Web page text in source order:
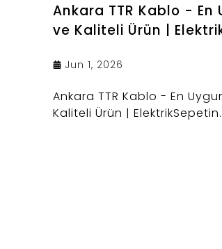
Ankara TTR Kablo - En
ve Kaliteli Ürün |
Jun 1, 2026
Ankara TTR Kablo - En
Kaliteli Ürün |